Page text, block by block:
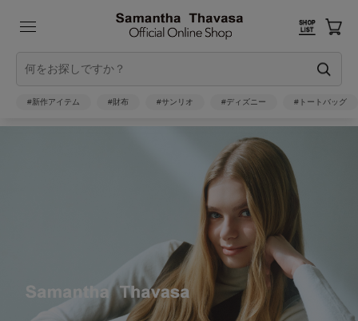
#新作アイテム #財布 #サンリオ #ディズニー #トートバッグ